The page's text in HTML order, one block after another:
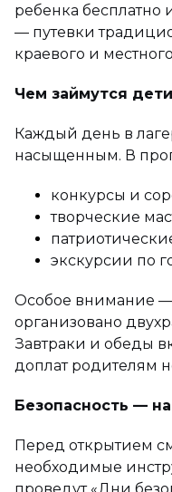
ребенка бесплатно
— путевки
краевого и
Чем займутся дети
Каждый день в
насыщенным. В
конкурсы и
творческие
экскурсии по
Особое внимание
организовано
Завтраки и обеды
доплат родителям
Безопасность —
Перед открытием
необходимые
проведут «Дни